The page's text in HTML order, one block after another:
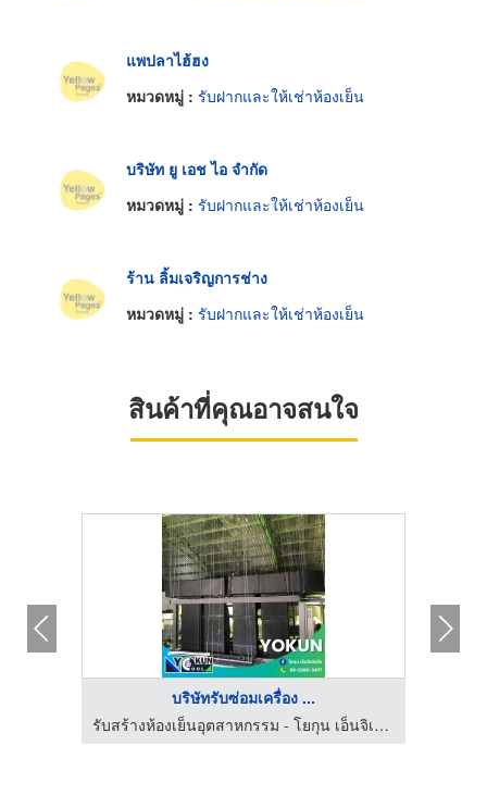
แพปลาไฮ้ฮง
หมวดหมู่ : รับฝากและให้เช่าห้องเย็น
บริษัท ยู เอช ไอ จำกัด
หมวดหมู่ : รับฝากและให้เช่าห้องเย็น
ร้าน ลิ้มเจริญการช่าง
หมวดหมู่ : รับฝากและให้เช่าห้องเย็น
สินค้าที่คุณอาจสนใจ
บริษัทรับซ่อมเครื่อง ...
รับสร้างห้องเย็นอุตสาหกรรม - โยกุน เอ็นจิเนียริ่ง